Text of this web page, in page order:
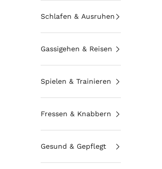
Schlafen & Ausruhen
Gassigehen & Reisen
Spielen & Trainieren
Fressen & Knabbern
Gesund & Gepflegt